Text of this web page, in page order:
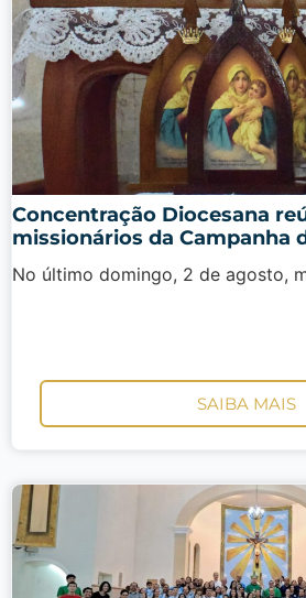
Concentração Diocesana
missionários da Campanha
No último domingo, 2 de agosto,
SAIBA MAIS